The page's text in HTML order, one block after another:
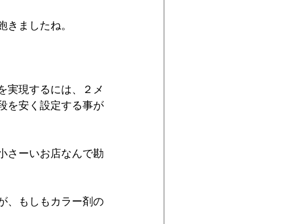
ましたね。
実現するには、２メ
を安く設定する事が
さーいお店なんで勘
、もしもカラー剤の